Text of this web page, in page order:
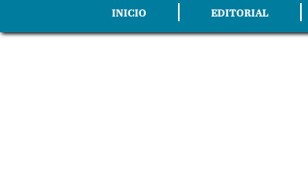
INICIO EDITORIAL